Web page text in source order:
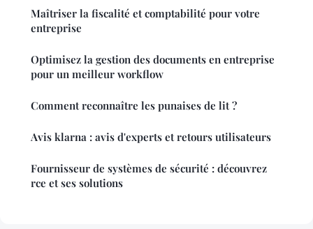
Maîtriser la fiscalité et comptabilité pour votre
entreprise
Optimisez la gestion des documents en entreprise
pour un meilleur workflow
Comment reconnaître les punaises de lit ?
Avis klarna : avis d'experts et retours utilisateurs
Fournisseur de systèmes de sécurité : découvrez
rce et ses solutions